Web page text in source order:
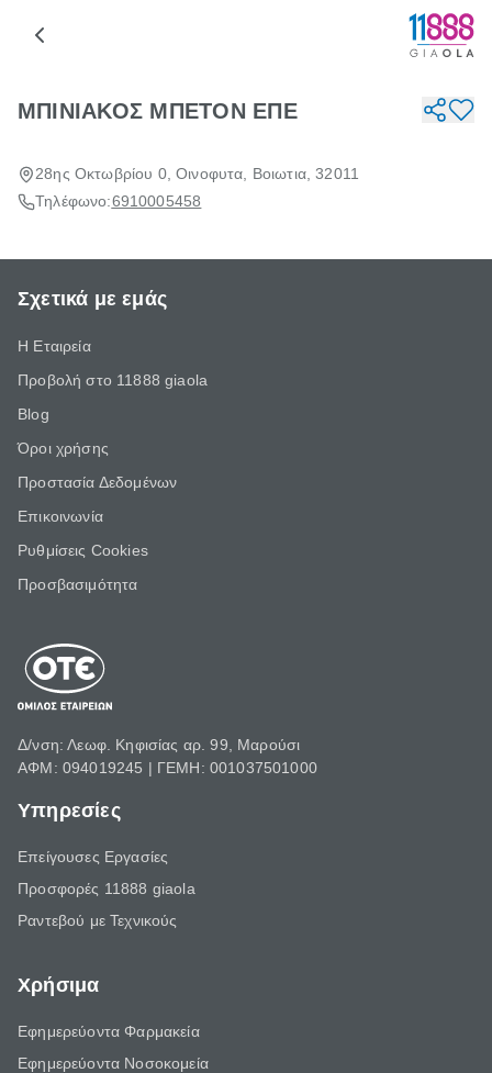
ΜΠΙΝΙΑΚΟΣ ΜΠΕΤΟΝ ΕΠΕ
28ης Οκτωβρίου 0, Οινοφυτα, Βοιωτια, 32011
Τηλέφωνο:6910005458
Σχετικά με εμάς
Η Εταιρεία
Προβολή στο 11888 giaola
Blog
Όροι χρήσης
Προστασία Δεδομένων
Επικοινωνία
Ρυθμίσεις Cookies
Προσβασιμότητα
Δ/νση: Λεωφ. Κηφισίας αρ. 99, Μαρούσι
ΑΦΜ: 094019245 | ΓΕΜΗ: 001037501000
Υπηρεσίες
Επείγουσες Εργασίες
Προσφορές 11888 giaola
Ραντεβού με Τεχνικούς
Χρήσιμα
Εφημερεύοντα Φαρμακεία
Εφημερεύοντα Νοσοκομεία